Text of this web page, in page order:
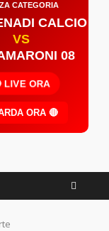
CATEGORIA
CALCIO
VS
08
LIVE ORA
ORA 🔴